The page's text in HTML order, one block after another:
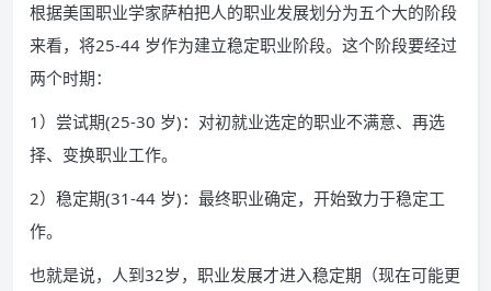
根据美国职业学家萨柏把人的职业发展划分为五个大的阶段
来看，将25-44 岁作为建立稳定职业阶段。这个阶段要经过
两个时期：
1）尝试期(25-30 岁)：对初就业选定的职业不满意、再选
择、变换职业工作。
2）稳定期(31-44 岁)：最终职业确定，开始致力于稳定工
作。
也就是说，人到32岁，职业发展才进入稳定期（现在可能更